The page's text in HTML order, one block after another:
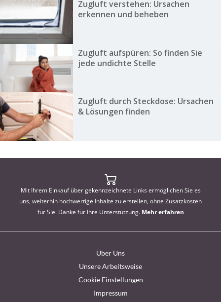
Zugluft verstehen: Ursachen
erkennen und beheben
Zugluft aufspüren: So finden Sie
jede undichte Stelle
Zugluft durch Steckdose: Ursachen
& Lösungen finden
Mit Ihrem Einkauf über gekennzeichnete Links ermöglichen Sie es
uns, weiterhin hochwertige Inhalte zu erstellen, ohne Zusatzkosten
für Sie. Danke für Ihre Unterstützung. Mehr erfahren
Über Uns
Unsere Arbeitsweise
Cookie Einstellungen
Impressum